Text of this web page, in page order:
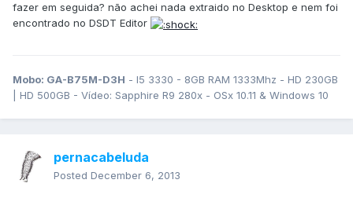
fazer em seguida? não achei nada extraido no Desktop e nem foi
encontrado no DSDT Editor
Mobo: GA-B75M-D3H - I5 3330 - 8GB RAM 1333Mhz - HD 230GB
| HD 500GB - Vídeo: Sapphire R9 280x - OSx 10.11 & Windows 10
pernacabeluda
Posted December 6, 2013